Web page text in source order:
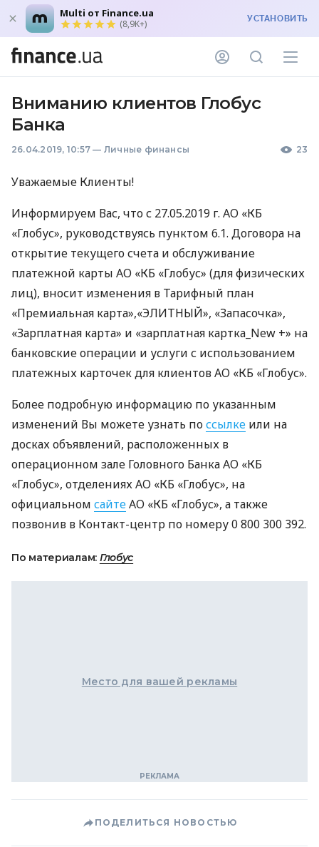
Multi от Finance.ua
(8,9K+) УСТАНОВИТЬ
Вниманию клиентов Глобус
Банка
26.04.2019, 10:57 — Личные финансы 23
Уважаемые Клиенты!
Информируем Вас, что с 27.05.2019 г. АО «КБ
«Глобус», руководствуясь пунктом 6.1. Договора на
открытие текущего счета и обслуживание
платежной карты АО «КБ «Глобус» (для физических
лиц), вносит изменения в Тарифный план
«Премиальная карта»,«ЭЛИТНЫЙ», «Запасочка»,
«Зарплатная карта» и «зарплатная картка_New +» на
банковские операции и услуги с использованием
платежных карточек для клиентов АО «КБ «Глобус».
Более подробную информацию по указанным
изменений Вы можете узнать поссылке или на
досках объявлений, расположенных в
операционном зале Головного Банка АО «КБ
«Глобус», отделениях АО «КБ «Глобус», на
официальном сайтеАО «КБ «Глобус», а также
позвонив в Контакт-центр по номеру 0 800 300 392.
По материалам: Глобус
Место для вашей рекламы
ПОДЕЛИТЬСЯ НОВОСТЬЮ